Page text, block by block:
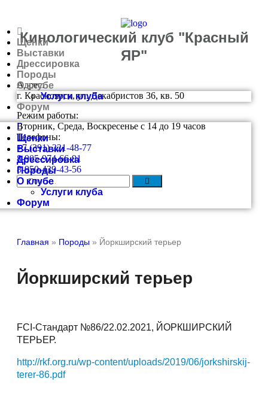
Щенки
Выставки
Дрессировка
Породы
О клубе
Услуги клуба
Форум
Щенки
Выставки
Дрессировка
Породы
О клубе
Услуги клуба
Форум
Кинологический клуб "Красный
ЯР"
Адрес:
г. Красноярск, ул. Декабристов 36, кв. 50
Режим работы:
Вторник, Среда, Воскресенье с 14 до 19 часов
Телефоны:
+7 (391) 221-48-77
8-905-974-66-91
8-950-439-43-56
Главная » Породы » Йоркширский терьер
Йоркширский терьер
FCI-Стандарт №86/22.02.2021, ЙОРКШИРСКИЙ
ТЕРЬЕР.
http://rkf.org.ru/wp-content/uploads/2019/06/jorkshirskij-
terer-86.pdf